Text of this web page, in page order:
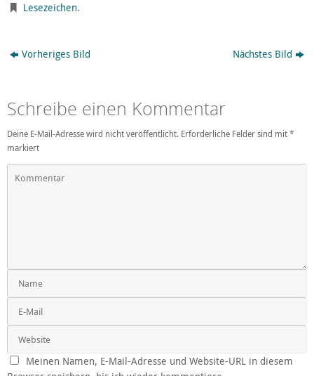
Lesezeichen.
Vorheriges Bild Nächstes Bild
Schreibe einen Kommentar
Deine E-Mail-Adresse wird nicht veröffentlicht. Erforderliche Felder sind mit*
markiert
Meinen Namen, E-Mail-Adresse und Website-URL in diesem